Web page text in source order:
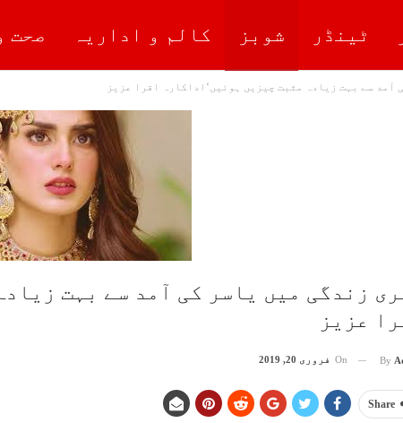
ٹینڈر شوبز کالم و اداریہ صحت
آمد سے بہت زیادہ مثبت چیزیں ہوئیں‘اداکارہ اقرا عزیز
زندگی میں یاسر کی آمد سے بہت
عزیز
By
On فروری 20, 2019
Share